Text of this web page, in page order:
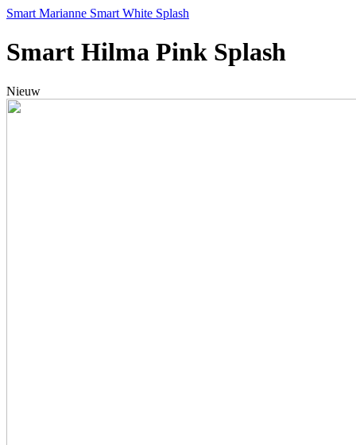
Smart Marianne Smart White Splash
Smart Hilma Pink Splash
Nieuw